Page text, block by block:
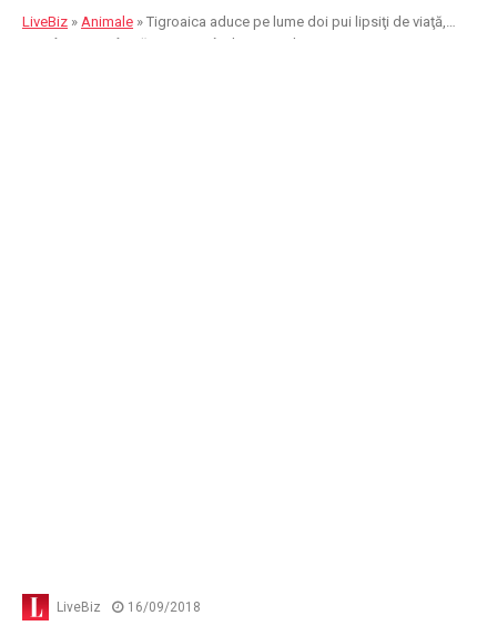
LiveBiz » Animale » Tigroaica aduce pe lume doi pui lipsiţi de viaţă,
apoi îngrijitorii înmărmuresc când instinctul matern intervine
LiveBiz 16/09/2018